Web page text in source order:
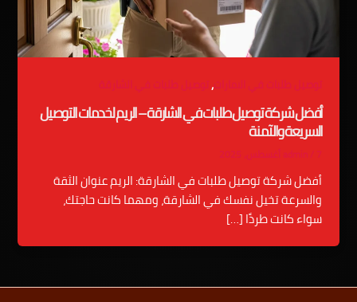
توصيل طلبات في الامارات,توصيل طلبات في الشارقة
أفضل شركة توصيل طلبات في الشارقة – الريم لخدمات التوصيل
السريعة والآمنة
admin/ 7 أغسطس، 2025
أفضل شركة توصيل طلبات في الشارقة: الريم عنوان الثقة
والسرعة تخيل نفسك في الشارقة، ومهما كانت حاجتك،
سواء كانت طردًا […]